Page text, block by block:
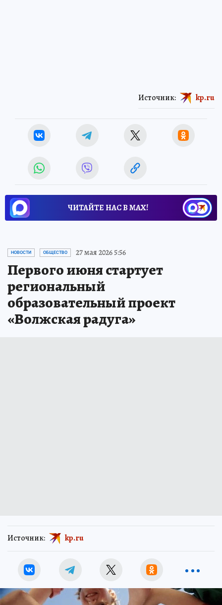
Источник: kp.ru
ЧИТАЙТЕ НАС В МАХ!
НОВОСТИ ОБЩЕСТВО 27 мая 2026 5:56
Первого июня стартует
региональный
образовательный проект
«Волжская радуга»
Источник: kp.ru